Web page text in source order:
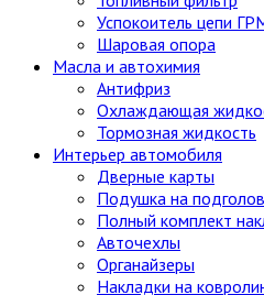
Успокоитель цепи
Шаровая опора
Масла и автохимия
Антифриз
Охлаждающая
Тормозная жидкость
Интерьер автомобиля
Дверные карты
Подушка на
Полный комплект
Авточехлы
Органайзеры
Накладки на